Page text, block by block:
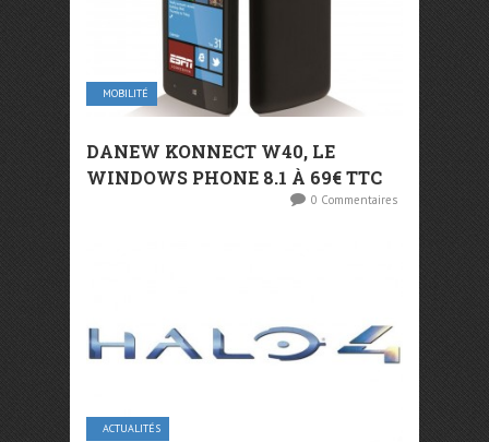
MOBILITÉ
DANEW KONNECT W40, LE
WINDOWS PHONE 8.1 À 69€ TTC
0 Commentaires
ACTUALITÉS